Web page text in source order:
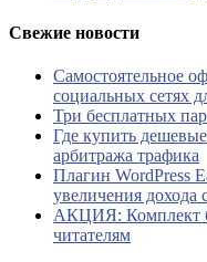
Свежие новости
Самостоятельное
социальных сетях
Три бесплатных
Где купить
арбитража трафика
Плагин WordPress
увеличения дохода
АКЦИЯ: Комплект
читателям